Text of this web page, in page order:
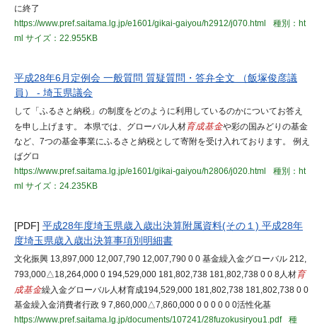
に終了
https://www.pref.saitama.lg.jp/e1601/gikai-gaiyou/h2912/j070.html
種別：ht
ml サイズ：22.955KB
平成28年6月定例会 一般質問 質疑質問・答弁全文 （飯塚俊彦議
員） - 埼玉県議会
して「ふるさと納税」の制度をどのように利用しているのかについてお答え
を申し上げます。 本県では、グローバル人材育成基金や彩の国みどりの基金
など、7つの基金事業にふるさと納税として寄附を受け入れております。 例え
ばグロ
https://www.pref.saitama.lg.jp/e1601/gikai-gaiyou/h2806/j020.html
種別：ht
ml サイズ：24.235KB
[PDF] 平成28年度埼玉県歳入歳出決算附属資料(その１) 平成28年
度埼玉県歳入歳出決算事項別明細書
文化振興 13,897,000 12,007,790 12,007,790 0 0 基金繰入金グローバル 212,
793,000△18,264,000 0 194,529,000 181,802,738 181,802,738 0 0 8人材育
成基金繰入金グローバル人材育成194,529,000 181,802,738 181,802,738 0 0
基金繰入金消費者行政 9 7,860,000△7,860,000 0 0 0 0 0 0活性化基
https://www.pref.saitama.lg.jp/documents/107241/28fuzokusiryou1.pdf
種